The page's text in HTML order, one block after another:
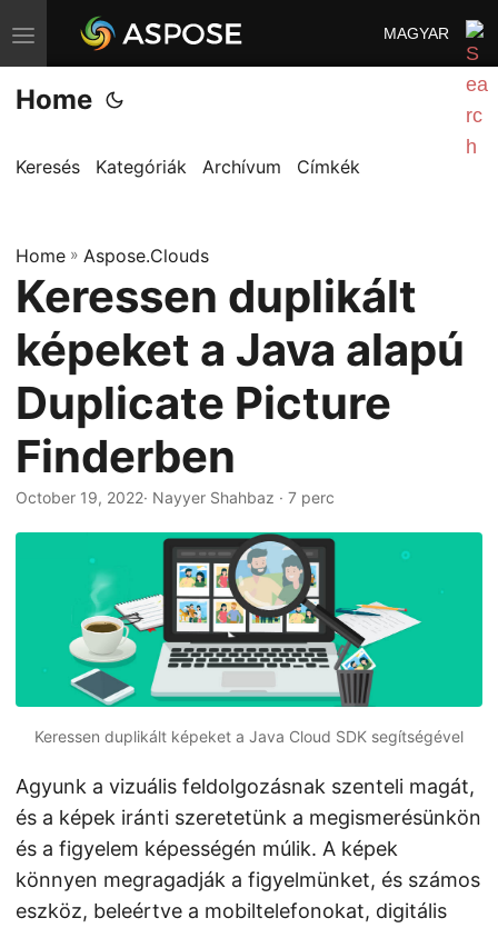
T
o
g
l
a
v
i
g
t
i
o
n
MAGYAR
Home
Keresés Kategóriák Archívum Címkék
Home » Aspose.Clouds
Keressen duplikált
képeket a Java alapú
Duplicate Picture
Finderben
October 19, 2022· Nayyer Shahbaz · 7 perc
Keressen duplikált képeket a Java Cloud SDK segítségével
Agyunk a vizuális feldolgozásnak szenteli magát,
és a képek iránti szeretetünk a megismerésünkön
és a figyelem képességén múlik. A képek
könnyen megragadják a figyelmünket, és számos
eszköz, beleértve a mobiltelefonokat, digitális